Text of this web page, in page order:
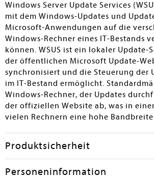
Windows Server Update Services
mit dem Windows-Updates und
Microsoft-Anwendungen auf die
Windows-Rechner eines IT-Bestands
können. WSUS ist ein lokaler Update-
der öffentlichen Microsoft Update-
synchronisiert und die Steuerung der
im IT-Bestand ermöglicht.
Windows-Rechner, der Updates
der offiziellen Website ab, was in
vielen Rechnern eine hohe
Produktsicherheit
Personeninformation